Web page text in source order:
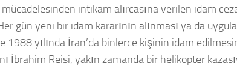
intikam alırcasına verilen idam
gün yeni bir idam kararının alınması ya da
1988 yılında İran’da binlerce kişinin idam
Reisi, yakın zamanda bir helikopter